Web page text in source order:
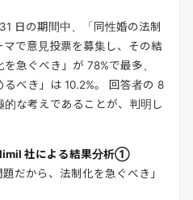
日の期間中、「同性婚の法制
で意見投票を募集し、その結
急ぐべき」が 78%で最多、
るべき」は 10.2%。 回答者の 8
な考えであることが、判明し
社による結果分析①
だから、法制化を急ぐべき」